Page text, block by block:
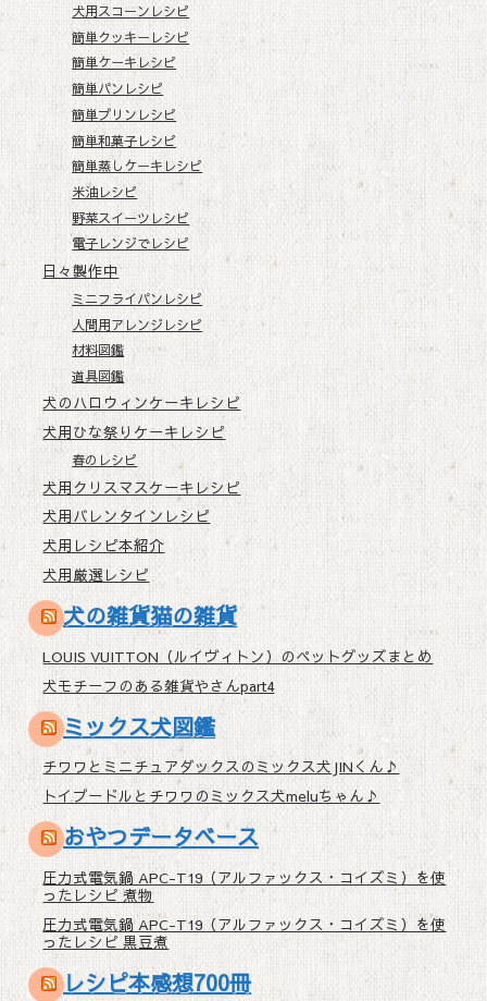
犬用スコーンレシピ
簡単クッキーレシピ
簡単ケーキレシピ
簡単パンレシピ
簡単プリンレシピ
簡単和菓子レシピ
簡単蒸しケーキレシピ
米油レシピ
野菜スイーツレシピ
電子レンジでレシピ
日々製作中
ミニフライパンレシピ
人間用アレンジレシピ
材料図鑑
道具図鑑
犬のハロウィンケーキレシピ
犬用ひな祭りケーキレシピ
春のレシピ
犬用クリスマスケーキレシピ
犬用バレンタインレシピ
犬用レシピ本紹介
犬用厳選レシピ
犬の雑貨猫の雑貨
LOUIS VUITTON（ルイヴィトン）のペットグッズまとめ
犬モチーフのある雑貨やさんpart4
ミックス犬図鑑
チワワとミニチュアダックスのミックス犬JINくん♪
トイプードルとチワワのミックス犬meluちゃん♪
おやつデータベース
圧力式電気鍋 APC-T19（アルファックス・コイズミ）を使
ったレシピ 煮物
圧力式電気鍋 APC-T19（アルファックス・コイズミ）を使
ったレシピ 黒豆煮
レシピ本感想700冊